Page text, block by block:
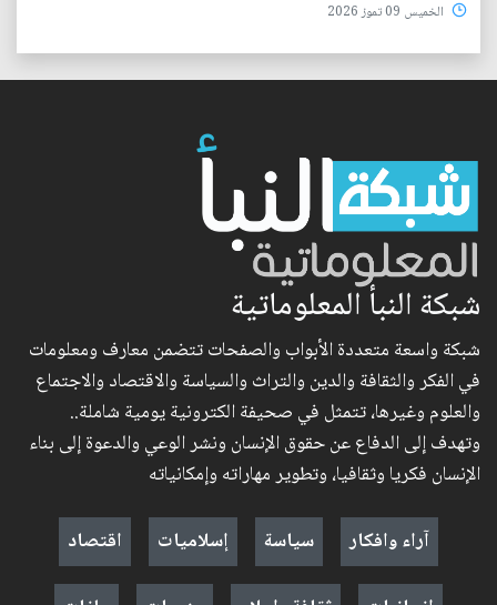
الخميس 09 تموز 2026
شبكة النبأ المعلوماتية
شبكة واسعة متعددة الأبواب والصفحات تتضمن معارف ومعلومات
في الفكر والثقافة والدين والتراث والسياسة والاقتصاد والاجتماع
والعلوم وغيرها، تتمثل في صحيفة الكترونية يومية شاملة..
وتهدف إلى الدفاع عن حقوق الإنسان ونشر الوعي والدعوة إلى بناء
الإنسان فكريا وثقافيا، وتطوير مهاراته وإمكانياته
آراء وافكار
سياسة إسلاميات
اقتصاد